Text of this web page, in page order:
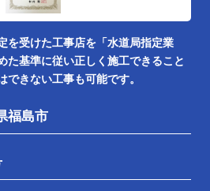
を受けた工事店を「水道局指定業
た基準に従い正しく施工できること
できない工事も可能です。
福島市